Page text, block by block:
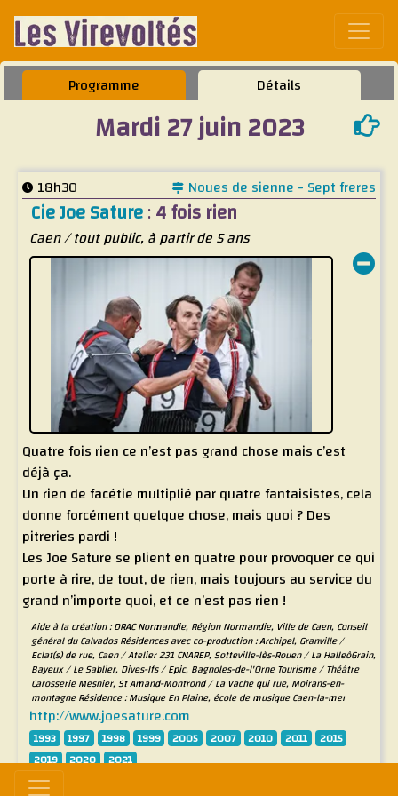
Programme Détails
Mardi 27 juin 2023
18h30 Noues de sienne - Sept freres
Cie Joe Sature:4 fois rien
Caen / tout public, à partir de 5 ans
Quatre fois rien ce n’est pas grand chose mais c’est
déjà ça.
Un rien de facétie multiplié par quatre fantaisistes, cela
donne forcément quelque chose, mais quoi ? Des
pitreries pardi !
Les Joe Sature se plient en quatre pour provoquer ce qui
porte à rire, de tout, de rien, mais toujours au service du
grand n’importe quoi, et ce n’est pas rien !
Aide à la création : DRAC Normandie, Région Normandie, Ville de Caen, Conseil
général du Calvados Résidences avec co-production : Archipel, Granville /
Eclat(s) de rue, Caen / Atelier 231 CNAREP, Sotteville-lès-Rouen / La HalleôGrain,
Bayeux / Le Sablier, Dives-Ifs / Epic, Bagnoles-de-l'Orne Tourisme / Théâtre
Carosserie Mesnier, St Amand-Montrond / La Vache qui rue, Moirans-en-
montagne Résidence : Musique En Plaine, école de musique Caen-la-mer
http://www.joesature.com
1993 1997 1998 1999 2005 2007 2010 2011
2015
2019
2020 2021